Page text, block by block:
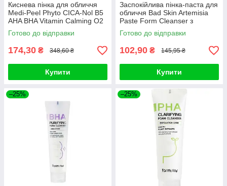
Киснева пінка для обличчя
Medi-Peel Phyto CICA-Nol B5
AHA BHA Vitamin Calming O2
Deep Cleanser 150 m
Готово до відправки
174,30 ₴ 348,60 ₴
Купити
Заспокійлива пінка-паста для
обличчя Bad Skin Artemisia
Paste Form Cleanser з
полином, 25 мл
Готово до відправки
102,90 ₴ 145,95 ₴
Купити
–25% –25%